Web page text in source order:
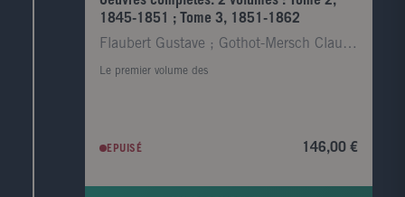
Caen.
1845-1851 ; Tome 3, 1851-1862
Flaubert Gustave ; Gothot-Mersch Claudine
Le premier volume des
EPUISÉ 146,00 €